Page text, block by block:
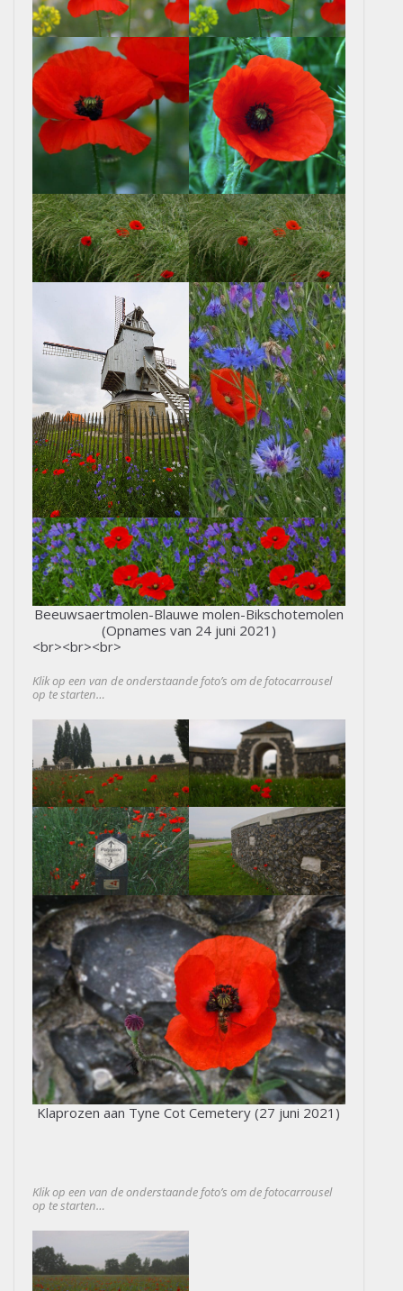
Beeuwsaertmolen-Blauwe molen-Bikschotemolen
(Opnames van 24 juni 2021)
<br><br><br>
Klik op een van de onderstaande foto’s om de fotocarrousel
op te starten…
Klaprozen aan Tyne Cot Cemetery (27 juni 2021)
Klik op een van de onderstaande foto’s om de fotocarrousel
op te starten…